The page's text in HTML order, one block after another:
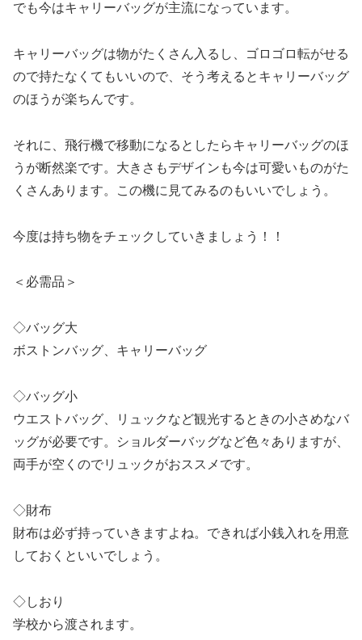
でも今はキャリーバッグが主流になっています。
キャリーバッグは物がたくさん入るし、ゴロゴロ転がせる
ので持たなくてもいいので、そう考えるとキャリーバッグ
のほうが楽ちんです。
それに、飛行機で移動になるとしたらキャリーバッグのほ
うが断然楽です。大きさもデザインも今は可愛いものがた
くさんあります。この機に見てみるのもいいでしょう。
今度は持ち物をチェックしていきましょう！！
＜必需品＞
◇バッグ大
ボストンバッグ、キャリーバッグ
◇バッグ小
ウエストバッグ、リュックなど観光するときの小さめなバ
ッグが必要です。ショルダーバッグなど色々ありますが、
両手が空くのでリュックがおススメです。
◇財布
財布は必ず持っていきますよね。できれば小銭入れを用意
しておくといいでしょう。
◇しおり
学校から渡されます。